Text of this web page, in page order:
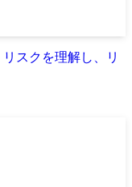
スクを理解し、リ